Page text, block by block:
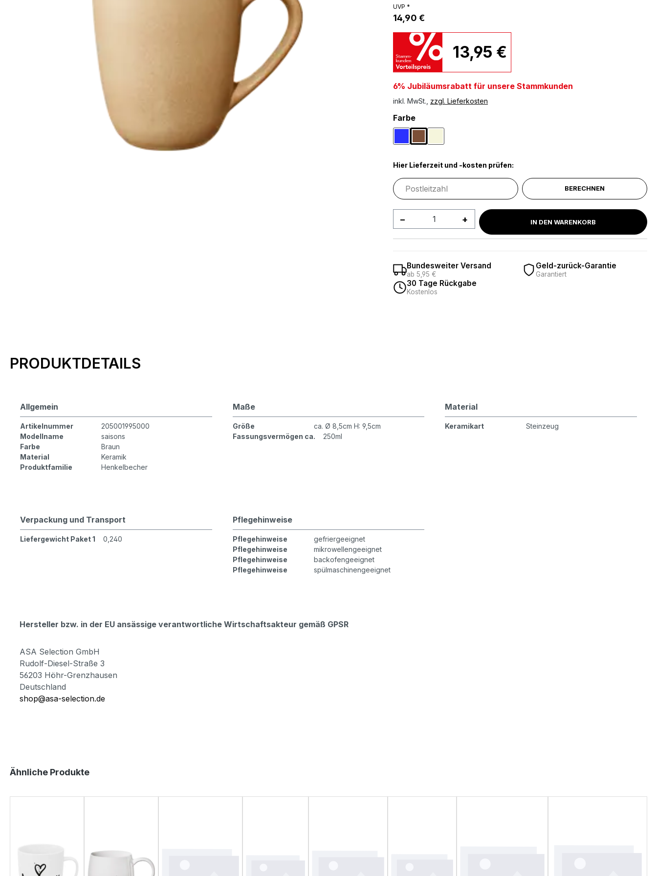
UVP *
14,90 €
13,95 €
6% Jubiläumsrabatt für unsere Stammkunden
inkl. MwSt., zzgl. Lieferkosten
Farbeauswählen
BlauBraunNaturfarben
Hier Lieferzeit und -kosten prüfen:
BERECHNEN
Produkt Anzahl: Gib den gewünschten Wert
IN DEN WARENKORB
Bundesweiter Versand
ab 5,95 €
Geld-zurück-Garantie
Garantiert
30 Tage Rückgabe
Kostenlos
Produktinformationen
PRODUKTDETAILS
Allgemein
Artikelnummer
205001995000
Modellname
saisons
Farbe
Braun
Material
Keramik
Produktfamilie
Henkelbecher
Maße
Größe
ca. Ø 8,5cm H: 9,5cm
Fassungsvermögen ca.
250ml
Material
Keramikart Steinzeug
Verpackung und Transport
Liefergewicht Paket 1 0,240
Pflegehinweise
Pflegehinweise
gefriergeeignet
Pflegehinweise
mikrowellengeeignet
Pflegehinweise
backofengeeignet
Pflegehinweise
spülmaschinengeeignet
Hersteller bzw. in der EU ansässige verantwortliche Wirtschaftsakteur gemäß GPSR
ASA Selection GmbH
Rudolf-Diesel-Straße 3
56203 Höhr-Grenzhausen
Deutschland
shop@asa-selection.de
Produktgalerie überspringen
Ähnliche Produkte